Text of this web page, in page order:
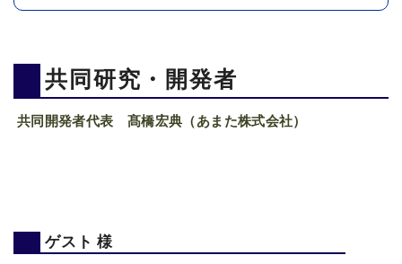
共同研究・開発者
共同開発者代表 髙橋宏典（あまた株式会社）
ゲスト 様